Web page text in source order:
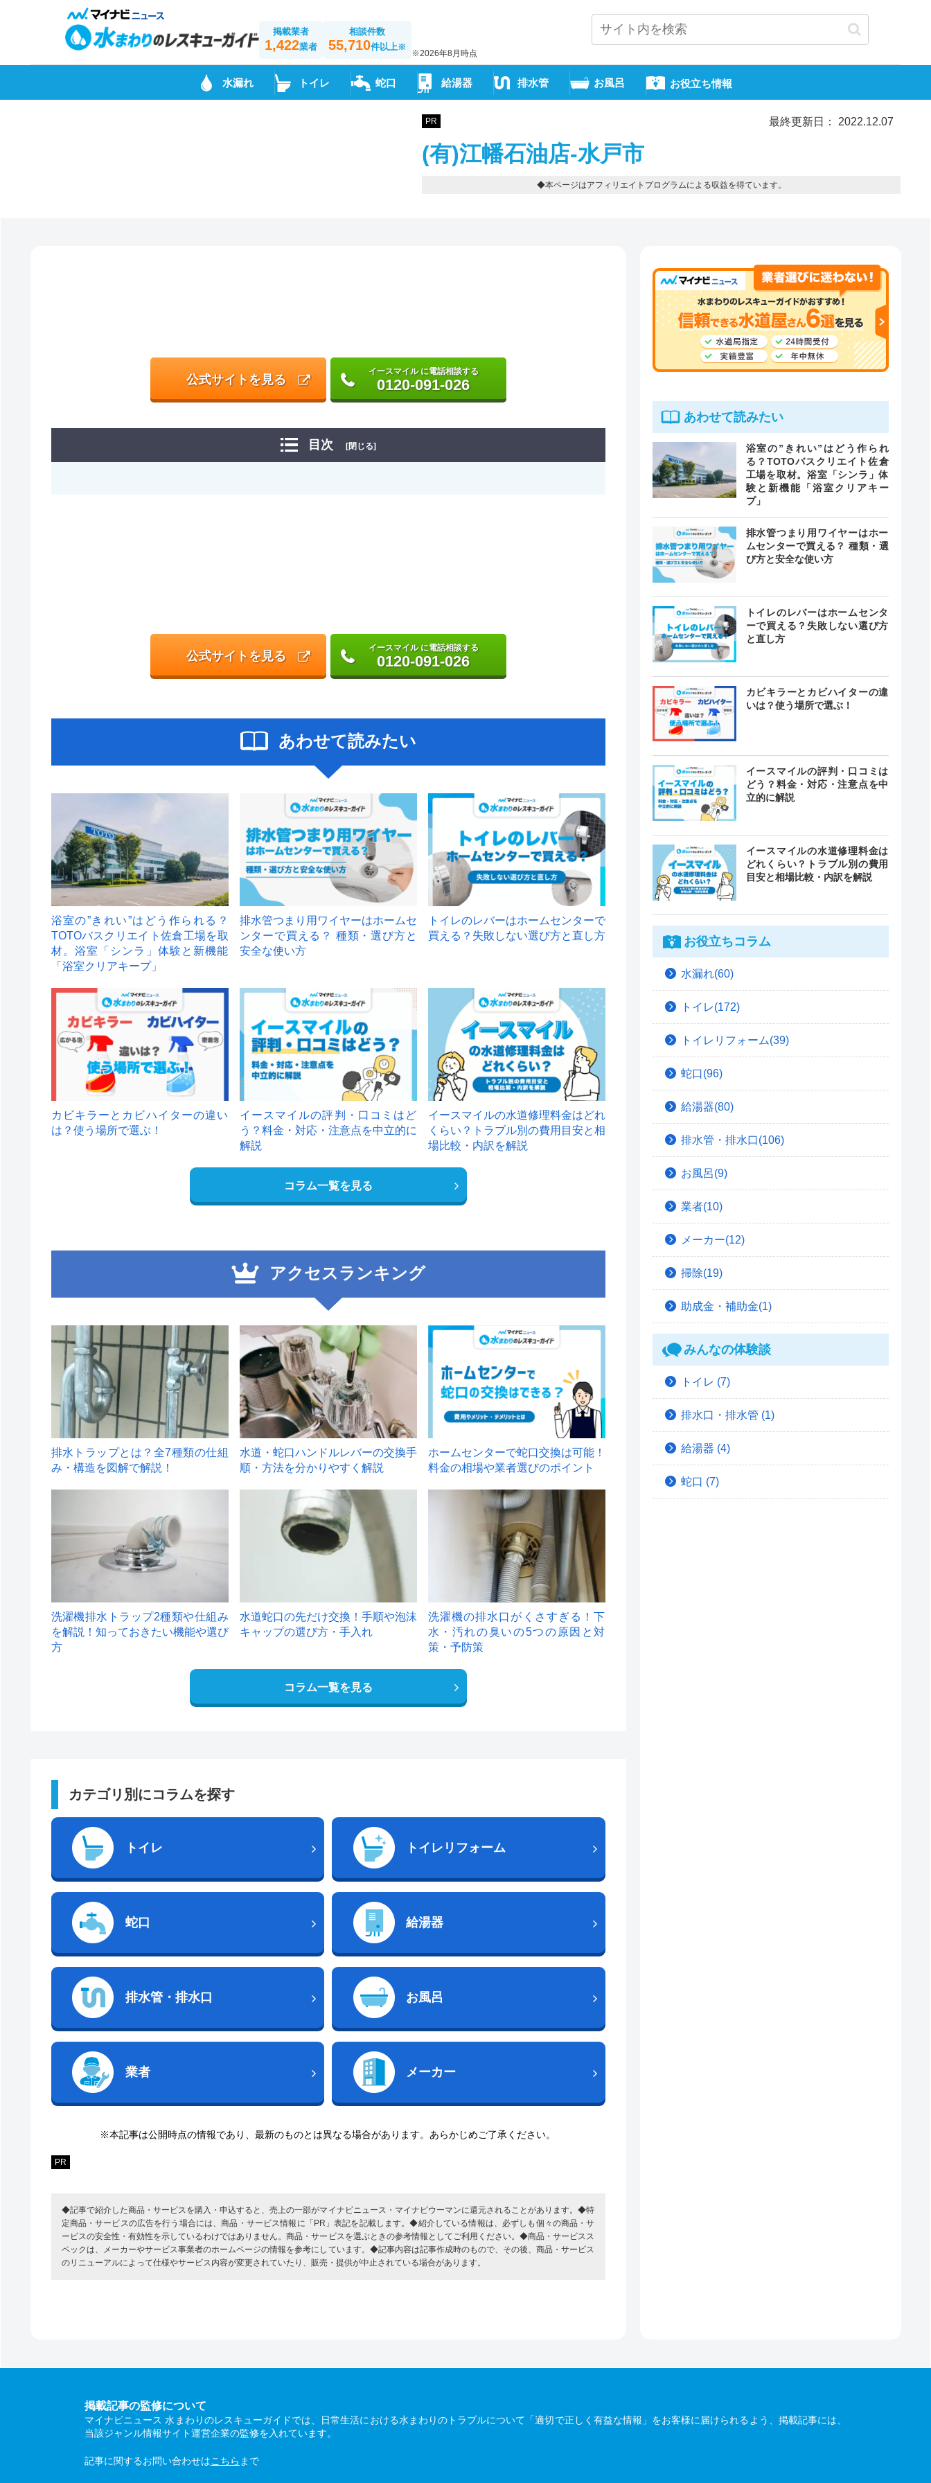
掲載業者
1,422業者
相談件数
55,710件以上※
※2026年8月時点
水漏れ トイレ 蛇口 給湯器 排水管 お風呂 お役立ち情報
PR 最終更新日： 2022.12.07
(有)江幡石油店-水戸市
◆本ページはアフィリエイトプログラムによる収益を得ています。
公式サイトを見る
イースマイル に電話相談する
0120-091-026
目次 [閉じる]
公式サイトを見る
イースマイル に電話相談する
0120-091-026
あわせて読みたい
浴室の”きれい”はどう作られる？
TOTOバスクリエイト佐倉工場を取
材。浴室「シンラ」体験と新機能
「浴室クリアキープ」
排水管つまり用ワイヤーはホームセ
ンターで買える？ 種類・選び方と
安全な使い方
トイレのレバーはホームセンターで
買える？失敗しない選び方と直し方
カビキラーとカビハイターの違い
は？使う場所で選ぶ！
イースマイルの評判・口コミはど
う？料金・対応・注意点を中立的に
解説
イースマイルの水道修理料金はどれ
くらい？トラブル別の費用目安と相
場比較・内訳を解説
コラム一覧を見る
アクセスランキング
1
排水トラップとは？全7種類の仕組
み・構造を図解で解説！
2
水道・蛇口ハンドルレバーの交換手
順・方法を分かりやすく解説
ホームセンターで蛇口交換は可能！
料金の相場や業者選びのポイント
洗濯機排水トラップ2種類や仕組み
を解説！知っておきたい機能や選び
方
水道蛇口の先だけ交換！手順や泡沫
キャップの選び方・手入れ
洗濯機の排水口がくさすぎる！下
水・汚れの臭いの5つの原因と対
策・予防策
コラム一覧を見る
カテゴリ別にコラムを探す
トイレ トイレリフォーム
蛇口 給湯器
排水管・排水口 お風呂
業者 メーカー
※本記事は公開時点の情報であり、最新のものとは異なる場合があります。あらかじめご了承ください。
PR
◆記事で紹介した商品・サービスを購入・申込すると、売上の一部がマイナビニュース・マイナビウーマンに還元されることがあります。◆特
定商品・サービスの広告を行う場合には、商品・サービス情報に「PR」表記を記載します。◆紹介している情報は、必ずしも個々の商品・サ
ービスの安全性・有効性を示しているわけではありません。商品・サービスを選ぶときの参考情報としてご利用ください。◆商品・サービスス
ペックは、メーカーやサービス事業者のホームページの情報を参考にしています。◆記事内容は記事作成時のもので、その後、商品・サービス
のリニューアルによって仕様やサービス内容が変更されていたり、販売・提供が中止されている場合があります。
あわせて読みたい
浴室の”きれい”はどう作られ
る？TOTOバスクリエイト佐倉
工場を取材。浴室「シンラ」体
験と新機能「浴室クリアキー
プ」
排水管つまり用ワイヤーはホー
ムセンターで買える？ 種類・選
び方と安全な使い方
トイレのレバーはホームセンタ
ーで買える？失敗しない選び方
と直し方
カビキラーとカビハイターの違
いは？使う場所で選ぶ！
イースマイルの評判・口コミは
どう？料金・対応・注意点を中
立的に解説
イースマイルの水道修理料金は
どれくらい？トラブル別の費用
目安と相場比較・内訳を解説
お役立ちコラム
水漏れ(60)
トイレ(172)
トイレリフォーム(39)
蛇口(96)
給湯器(80)
排水管・排水口(106)
お風呂(9)
業者(10)
メーカー(12)
掃除(19)
助成金・補助金(1)
みんなの体験談
トイレ (7)
排水口・排水管 (1)
給湯器 (4)
蛇口 (7)
掲載記事の監修について
マイナビニュース 水まわりのレスキューガイドでは、日常生活における水まわりのトラブルについて「適切で正しく有益な情報」をお客様に届けられるよう、掲載記事には、
当該ジャンル情報サイト運営企業の監修を入れています。
記事に関するお問い合わせはこちら まで